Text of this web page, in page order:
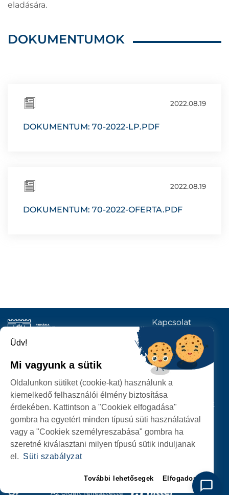
eladására.
DOKUMENTUMOK
2022.08.19
DOKUMENTUM: 70-2022-LP.PDF
2022.08.19
DOKUMENTUM: 70-2022-OFERTA.PDF
SZEMÉLYES ADATOK VÉDELME
Az oldalt fejlesztette
SZATMÁRNÉMETI
POLGÁRMESTERI HIVATAL
P-ȚA 25 OCTOMBRIE, NR. 1 CORP M, 440026 SATU MARE
Kapcsolat
KÖVESSENEK
Üdv!
Mi vagyunk a sütik
Oldalunkon sütiket (cookie-kat) használunk a
kiemelkedő felhasználói élmény biztosítása
érdekében. Kattintson a "Cookiek elfogadása"
gombra ha egyetért minden típusú süti használatával
vagy a "Cookiek személyreszabása" gombra ha
szeretné kiválasztani milyen típusú sütik induljanak
el. Süti szabályzat
További lehetősegek Elfogadom